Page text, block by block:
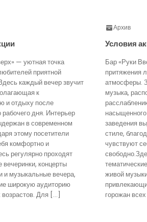
— уютная точка
приятной
каждый вечер звучит
к
и отдыху после
дня. Интерьер
в современном
этому посетители
комфортно и
регулярно проходят
вечеринки, концерты
и музыкальные вечера,
широкую аудиторию
возрастов. Для […]
Архив
Условия
Бар «Руки
притяжения
атмосферы.
музыка,
заведения
стиле,
чувствуют
живой
горожан